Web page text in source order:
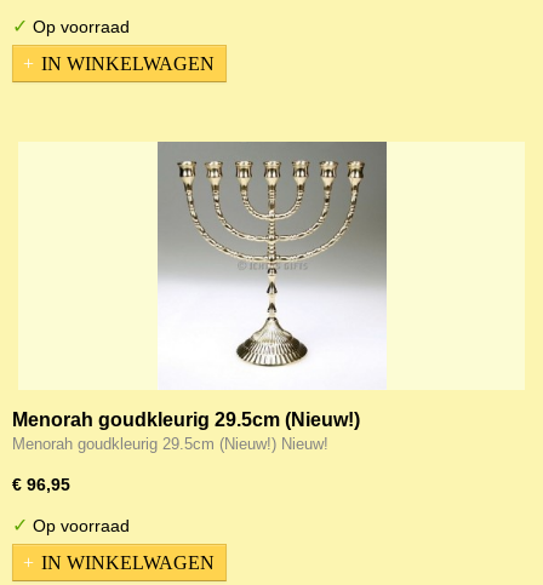
✓ Op voorraad
IN WINKELWAGEN
Menorah goudkleurig 29.5cm (Nieuw!)
Menorah goudkleurig 29.5cm (Nieuw!) Nieuw!
€ 96,95
✓ Op voorraad
IN WINKELWAGEN